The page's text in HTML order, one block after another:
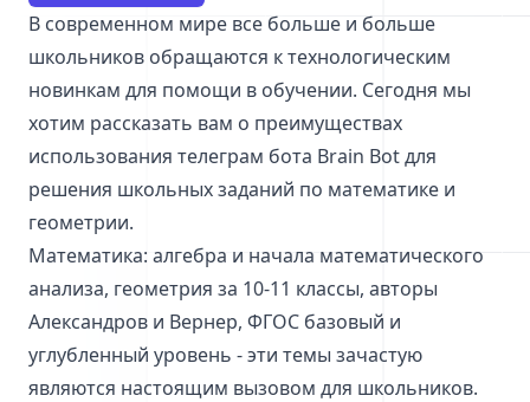
В современном мире все больше и больше
школьников обращаются к технологическим
новинкам для помощи в обучении. Сегодня мы
хотим рассказать вам о преимуществах
использования телеграм бота Brain Bot для
решения школьных заданий по математике и
геометрии.
Математика: алгебра и начала математического
анализа, геометрия за 10-11 классы, авторы
Александров и Вернер, ФГОС базовый и
углубленный уровень - эти темы зачастую
являются настоящим вызовом для школьников.